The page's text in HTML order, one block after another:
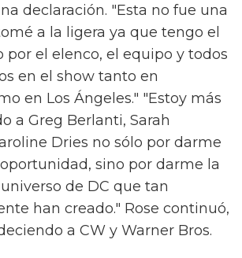
declaración. "Esta no fue una
a la ligera ya que tengo el
por el elenco, el equipo y todos
en el show tanto en
en Los Ángeles." "Estoy más
a Greg Berlanti, Sarah
Dries no sólo por darme
sino por darme la
de DC que tan
han creado." Rose continuó,
a CW y Warner Bros.